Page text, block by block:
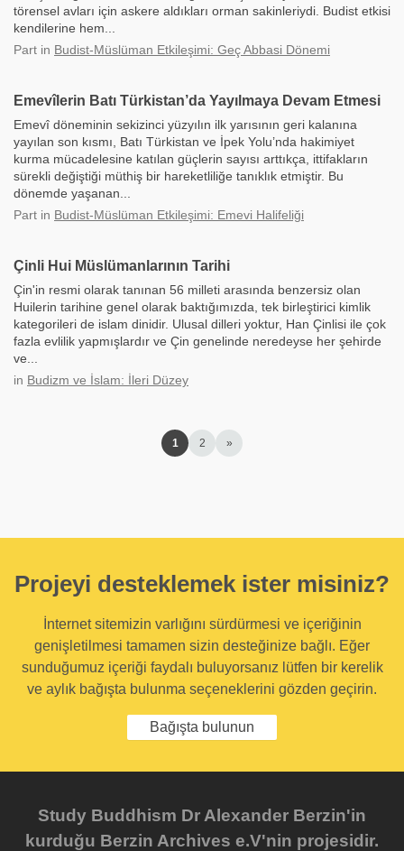
törensel avları için askere aldıkları orman sakinleriydi. Budist etkisi
kendilerine hem...
Part in Budist-Müslüman Etkileşimi: Geç Abbasi Dönemi
Emevîlerin Batı Türkistan’da Yayılmaya Devam Etmesi
Emevî döneminin sekizinci yüzyılın ilk yarısının geri kalanına
yayılan son kısmı, Batı Türkistan ve İpek Yolu’nda hakimiyet
kurma mücadelesine katılan güçlerin sayısı arttıkça, ittifakların
sürekli değiştiği müthiş bir hareketliliğe tanıklık etmiştir. Bu
dönemde yaşanan...
Part in Budist-Müslüman Etkileşimi: Emevi Halifeliği
Çinli Hui Müslümanlarının Tarihi
Çin'in resmi olarak tanınan 56 milleti arasında benzersiz olan
Huilerin tarihine genel olarak baktığımızda, tek birleştirici kimlik
kategorileri de islam dinidir. Ulusal dilleri yoktur, Han Çinlisi ile çok
fazla evlilik yapmışlardır ve Çin genelinde neredeyse her şehirde
ve...
in Budizm ve İslam: İleri Düzey
1 2 »
Projeyi desteklemek ister misiniz?
İnternet sitemizin varlığını sürdürmesi ve içeriğinin
genişletilmesi tamamen sizin desteğinize bağlı. Eğer
sunduğumuz içeriği faydalı buluyorsanız lütfen bir kerelik
ve aylık bağışta bulunma seçeneklerini gözden geçirin.
Bağışta bulunun
Study Buddhism Dr Alexander Berzin'in
kurduğu Berzin Archives e.V'nin projesidir.